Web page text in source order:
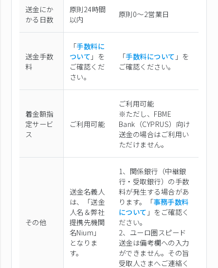
送金にか
かる日数
原則24時間
以内
原則0〜2営業日
送金手数
料
「手数料に
ついて 」を
ご確認くだ
さい。
「手数料について 」を
ご確認ください。
着金額指
定サービ
ス
ご利用可能
ご利用可能
※ただし、FBME
Bank（CYPRUS）向け
送金の場合はご利用い
ただけません。
その他
送金名義人
は、「送金
人名＆弊社
提携先機関
名Nium」
となりま
す。
1、関係銀行（中継銀
行・受取銀行）の手数
料が発生する場合があ
ります。「事務手数料
について 」をご確認く
ださい。
2、ユーロ圏スピード
送金は備考欄への入力
ができません。その旨
受取人さまへご連絡く